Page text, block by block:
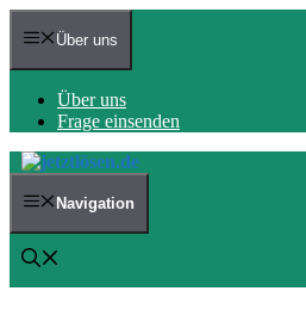
Zum
Inhalt Über uns
Über uns
Frage einsenden
Navigation